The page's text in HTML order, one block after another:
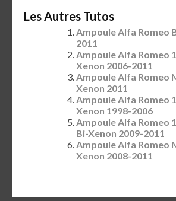
Les Autres Tutos
Ampoule Alfa Romeo
2011
Ampoule Alfa Romeo
Xenon 2006-2011
Ampoule Alfa Romeo
Xenon 2011
Ampoule Alfa Romeo
Xenon 1998-2006
Ampoule Alfa Romeo
Bi-Xenon 2009-2011
Ampoule Alfa Romeo
Xenon 2008-2011